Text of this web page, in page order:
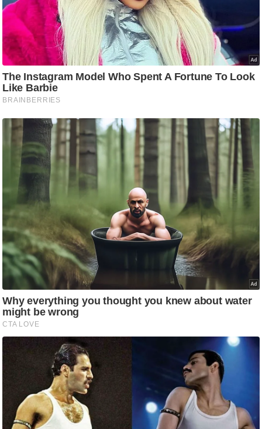
/
श
न
घ
रे
लू
नु
स्खे
स्थ
ल
फि
ट
ने
स
मं
त्रा
शि
प